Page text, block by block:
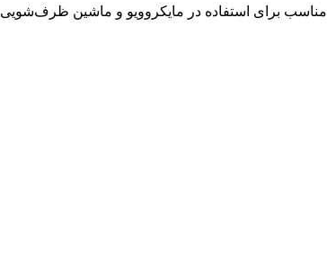
مناسب برای استفاده در مایکروویو و ماشین ظرف‌شویی